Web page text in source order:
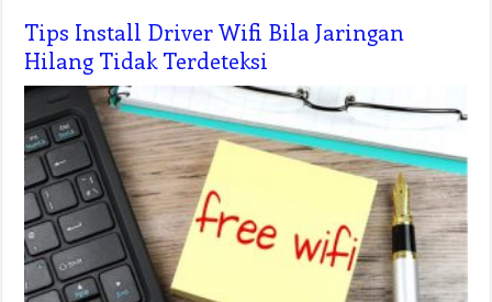
Tips Install Driver Wifi Bila Jaringan
Hilang Tidak Terdeteksi